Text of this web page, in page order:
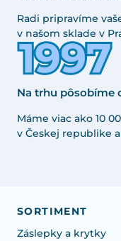
Radi pripravíme
v našom sklade v
Na trhu pôsobíme
Máme viac ako 10
v Českej republike
SORTIMENT
Záslepky a krytky